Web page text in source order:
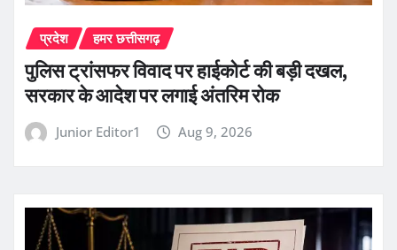
प्रदेश हमर छत्तीसगढ़
पुलिस ट्रांसफर विवाद पर हाईकोर्ट की बड़ी दखल,
सरकार के आदेश पर लगाई अंतरिम रोक
Junior Editor1 Aug 9, 2026